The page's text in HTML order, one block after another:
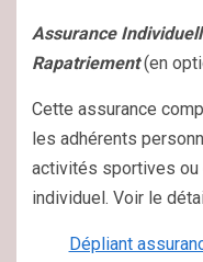
Assurance
Rapatriement(en
Cette assurance
les adhérents
activités sportives ou
individuel. Voir le
Dépliant